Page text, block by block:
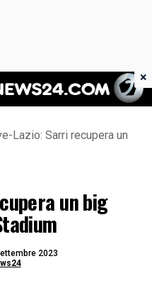
News 24
Lazio: Sarri recupera un
un big
2023
×